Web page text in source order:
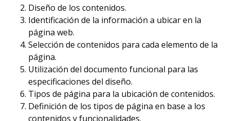
Diseño de los contenidos.
Identificación de la información a ubicar en la
página web.
Selección de contenidos para cada elemento de la
página.
Utilización del documento funcional para las
especificaciones del diseño.
Tipos de página para la ubicación de contenidos.
Definición de los tipos de página en base a los
contenidos y funcionalidades.